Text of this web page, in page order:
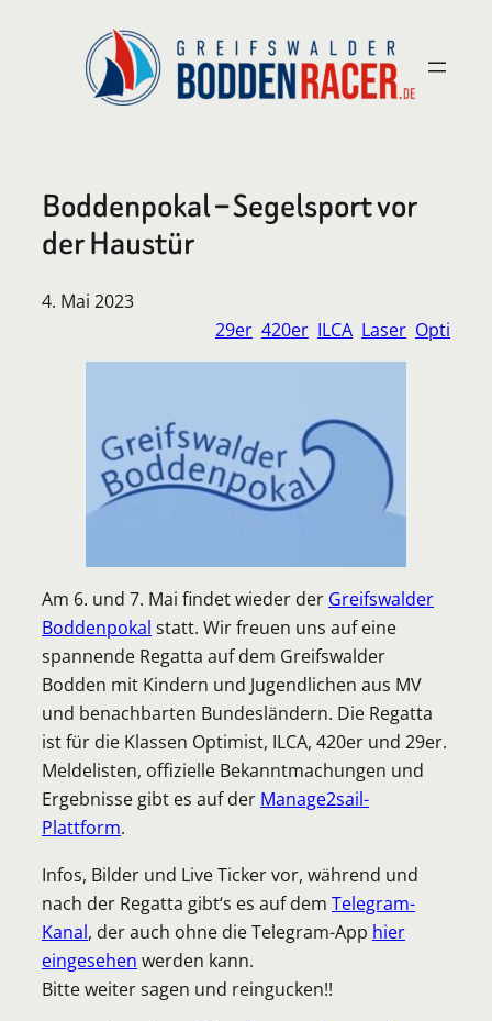
Boddenpokal – Segelsport vor
der Haustür
4. Mai 2023
29er 420er ILCA Laser Opti
Am 6. und 7. Mai findet wieder der Greifswalder
Boddenpokal statt. Wir freuen uns auf eine
spannende Regatta auf dem Greifswalder
Bodden mit Kindern und Jugendlichen aus MV
und benachbarten Bundesländern. Die Regatta
ist für die Klassen Optimist, ILCA, 420er und 29er.
Meldelisten, offizielle Bekanntmachungen und
Ergebnisse gibt es auf der Manage2sail-
Plattform.
Infos, Bilder und Live Ticker vor, während und
nach der Regatta gibt‘s es auf dem Telegram-
Kanal, der auch ohne die Telegram-App hier
eingesehen werden kann.
Bitte weiter sagen und reingucken!!